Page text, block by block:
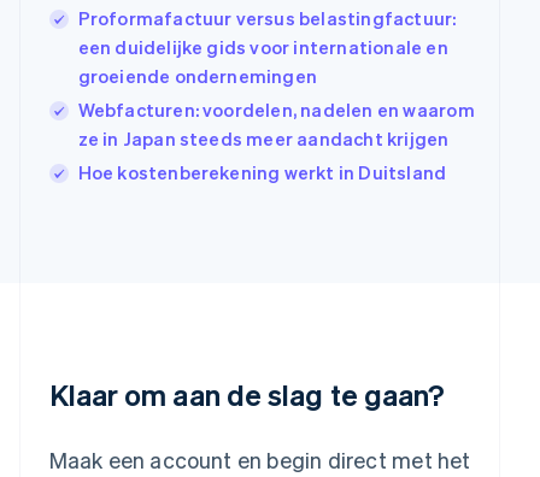
Proformafactuur versus belastingfactuur:
een duidelijke gids voor internationale en
groeiende ondernemingen
Webfacturen: voordelen, nadelen en waarom
ze in Japan steeds meer aandacht krijgen
Hoe kostenberekening werkt in Duitsland
Klaar om aan de slag te gaan?
Maak een account en begin direct met het
Ierland
English
India
English
Italië
ItalianoEnglish
日本語English
Luxemburg
Maleisië